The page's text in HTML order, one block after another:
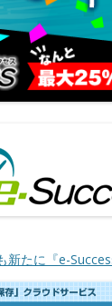
新たに『e-